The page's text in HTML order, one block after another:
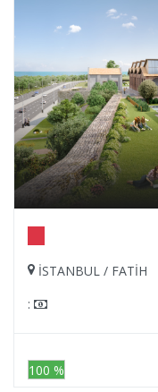
İSTANBUL / FATİH
:
100 %